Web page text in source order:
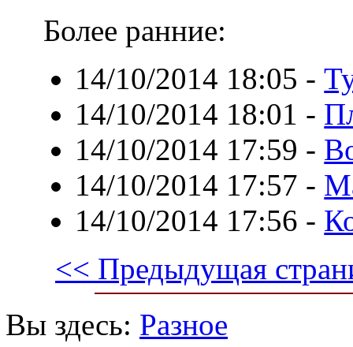
Более ранние:
14/10/2014 18:05 -
14/10/2014 18:01 -
14/10/2014 17:59 -
14/10/2014 17:57 -
14/10/2014 17:56 -
<< Предыдущая
Вы здесь: Разное